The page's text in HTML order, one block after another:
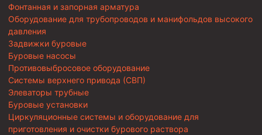
Фонтанная и запорная арматура
Оборудование для трубопроводов и манифольдов высокого
давления
Задвижки буровые
Буровые насосы
Противовыбросовое оборудование
Системы верхнего привода (СВП)
Элеваторы трубные
Буровые установки
Циркуляционные системы и оборудование для
приготовления и очистки бурового раствора